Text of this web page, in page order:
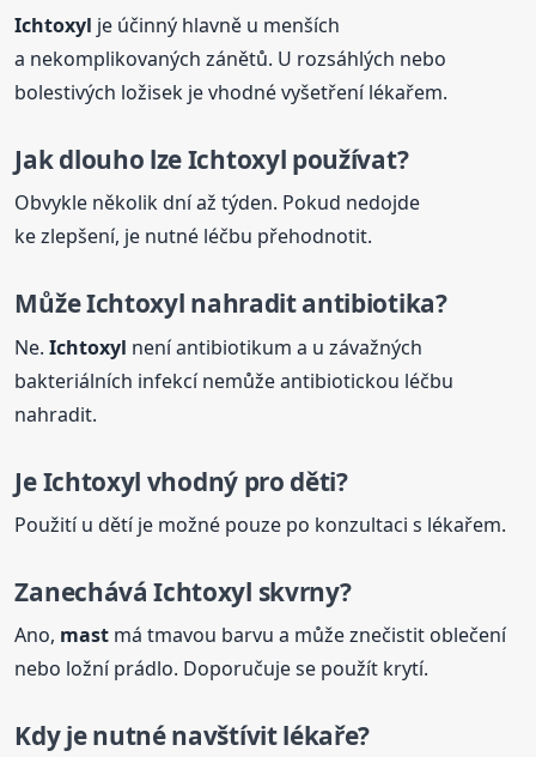
Ichtoxyl je účinný hlavně u menších
a nekomplikovaných zánětů. U rozsáhlých nebo
bolestivých ložisek je vhodné vyšetření lékařem.
Jak dlouho lzeIchtoxyl používat?
Obvykle několik dní až týden. Pokud nedojde
ke zlepšení, je nutné léčbu přehodnotit.
MůžeIchtoxyl nahradit antibiotika?
Ne.Ichtoxyl není antibiotikum a u závažných
bakteriálních infekcí nemůže antibiotickou léčbu
nahradit.
JeIchtoxyl vhodný pro děti?
Použití u dětí je možné pouze po konzultaci s lékařem.
ZanecháváIchtoxyl skvrny?
Ano, mast má tmavou barvu a může znečistit oblečení
nebo ložní prádlo. Doporučuje se použít krytí.
Kdy je nutné navštívit lékaře?